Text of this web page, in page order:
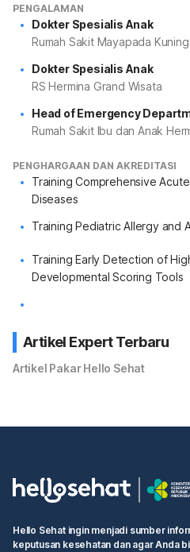
PENGALAMAN
Dokter Spesialis Anak
Rumah Sakit Mayapada
Dokter Spesialis Anak
RS Hermina Grand Wisata
Head of Emergency
Rumah Sakit Ibu dan Anak
PENGHARGAAN DAN AKREDITASI
Training Comprehensive
Diseases
Training Pediatric Allergy and
Training Early Detection of
Developmental Scoring Tools
Artikel Expert Terbaru
Artikel Pakar Hello Sehat
Hello Sehat ingin menjadi sumber
keputusan kesehatan dan agar Anda